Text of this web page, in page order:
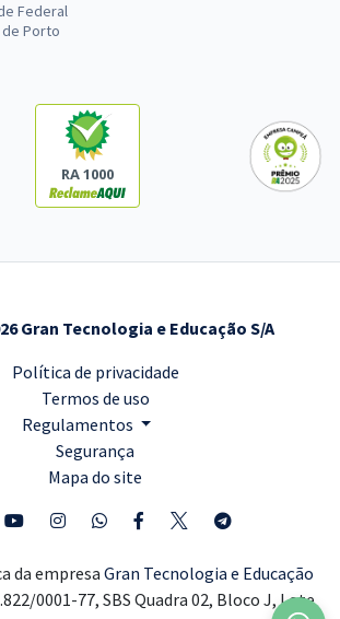
Federal
de Porto
RA 1000
Gran Tecnologia e Educação S/A
Política de privacidade
Termos de uso
Regulamentos
Segurança
Mapa do site
da empresa Gran Tecnologia e Educação
0001-77, SBS Quadra 02, Bloco J, Lote